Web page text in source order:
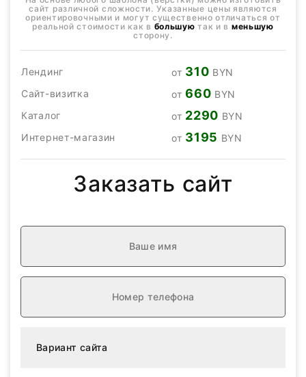
сайт различной сложности. Указанные цены являются
ориентировочными и могут существенно отличаться от
реальной стоимости как в большую так и в меньшую
сторону.
Лендинг от 310 BYN
Сайт-визитка
от660 BYN
Каталог
от 2290 BYN
Интернет-магазин
от 3195 BYN
Заказать сайт